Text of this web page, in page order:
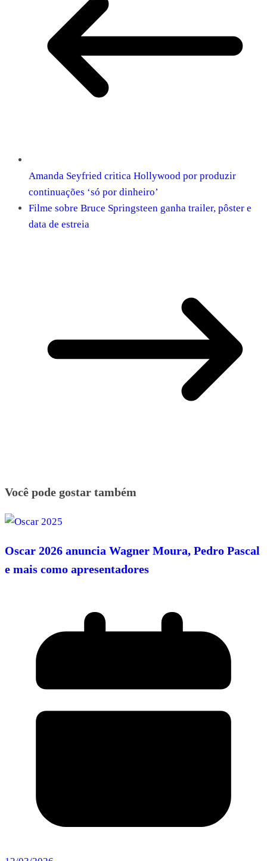
Amanda Seyfried critica Hollywood por produzir
continuações ‘só por dinheiro’
Filme sobre Bruce Springsteen ganha trailer, pôster e
data de estreia
Você pode gostar também
Oscar 2026 anuncia Wagner Moura, Pedro Pascal
e mais como apresentadores